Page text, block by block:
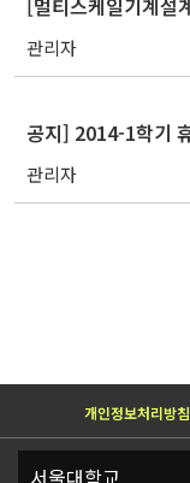
관리자
관리자
개인정보처리방침